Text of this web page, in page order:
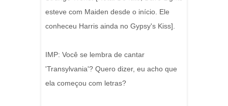
esteve com Maiden desde o início. Ele
conheceu Harris ainda no Gypsy's Kiss].
IMP: Você se lembra de cantar
'Transylvania'? Quero dizer, eu acho que
ela começou com letras?